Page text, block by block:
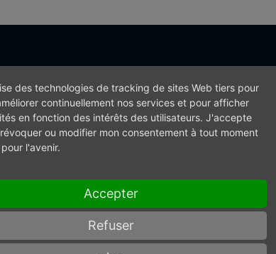
faites confiance
des technologies de tracking de sites Web tiers pour
continuellement nos services et pour afficher
en fonction des intérêts des utilisateurs. J'accepte
ou modifier mon consentement à tout moment
l'avenir.
Accepter
Refuser